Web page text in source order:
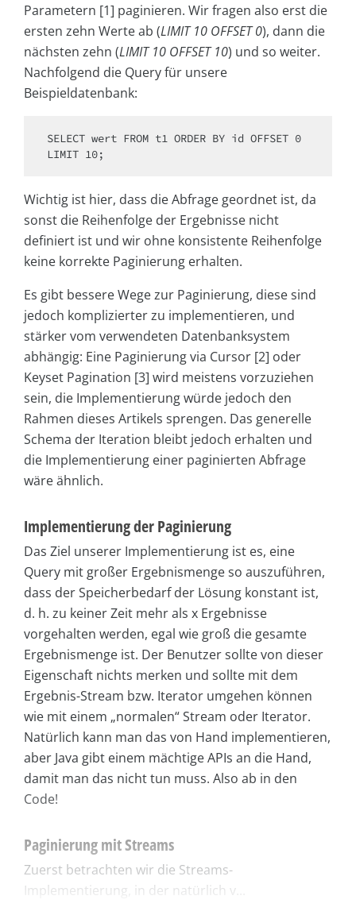
Parametern [1] paginieren. Wir fragen also erst die
ersten zehn Werte ab (LIMIT 10 OFFSET 0), dann die
nächsten zehn (LIMIT 10 OFFSET 10) und so weiter.
Nachfolgend die Query für unsere
Beispieldatenbank:
SELECT wert FROM t1 ORDER BY id OFFSET 0
LIMIT 10;
Wichtig ist hier, dass die Abfrage geordnet ist, da
sonst die Reihenfolge der Ergebnisse nicht
definiert ist und wir ohne konsistente Reihenfolge
keine korrekte Paginierung erhalten.
Es gibt bessere Wege zur Paginierung, diese sind
jedoch komplizierter zu implementieren, und
stärker vom verwendeten Datenbanksystem
abhängig: Eine Paginierung via Cursor [2] oder
Keyset Pagination [3] wird meistens vorzuziehen
sein, die Implementierung würde jedoch den
Rahmen dieses Artikels sprengen. Das generelle
Schema der Iteration bleibt jedoch erhalten und
die Implementierung einer paginierten Abfrage
wäre ähnlich.
Implementierung der Paginierung
Das Ziel unserer Implementierung ist es, eine
Query mit großer Ergebnismenge so auszuführen,
dass der Speicherbedarf der Lösung konstant ist,
d. h. zu keiner Zeit mehr als x Ergebnisse
vorgehalten werden, egal wie groß die gesamte
Ergebnismenge ist. Der Benutzer sollte von dieser
Eigenschaft nichts merken und sollte mit dem
Ergebnis-Stream bzw. Iterator umgehen können
wie mit einem „normalen“ Stream oder Iterator.
Natürlich kann man das von Hand implementieren,
aber Java gibt einem mächtige APIs an die Hand,
damit man das nicht tun muss. Also ab in den
Code!
Paginierung mit Streams
Zuerst betrachten wir die Streams-
Implementierung, in der natürlich v...